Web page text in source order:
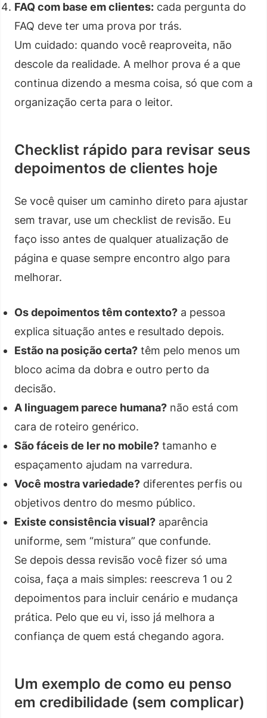
FAQ com base em clientes: cada pergunta do
FAQ deve ter uma prova por trás.
Um cuidado: quando você reaproveita, não
descole da realidade. A melhor prova é a que
continua dizendo a mesma coisa, só que com a
organização certa para o leitor.
Checklist rápido para revisar seus
depoimentos de clientes hoje
Se você quiser um caminho direto para ajustar
sem travar, use um checklist de revisão. Eu
faço isso antes de qualquer atualização de
página e quase sempre encontro algo para
melhorar.
Os depoimentos têm contexto? a pessoa
explica situação antes e resultado depois.
Estão na posição certa? têm pelo menos um
bloco acima da dobra e outro perto da
decisão.
A linguagem parece humana? não está com
cara de roteiro genérico.
São fáceis de ler no mobile? tamanho e
espaçamento ajudam na varredura.
Você mostra variedade? diferentes perfis ou
objetivos dentro do mesmo público.
Existe consistência visual? aparência
uniforme, sem “mistura” que confunde.
Se depois dessa revisão você fizer só uma
coisa, faça a mais simples: reescreva 1 ou 2
depoimentos para incluir cenário e mudança
prática. Pelo que eu vi, isso já melhora a
confiança de quem está chegando agora.
Um exemplo de como eu penso
em credibilidade (sem complicar)